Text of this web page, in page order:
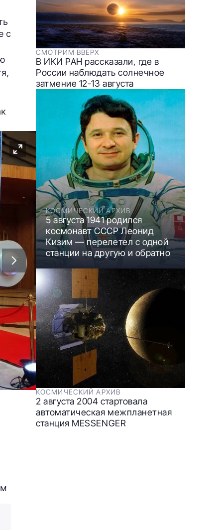
с
СМОТРИМ ВВЕРХ
В ИКИ РАН рассказали, где в
России наблюдать солнечное
затмение 12-13 августа
КОСМИЧЕСКИЙ АРХИВ
5 августа 1941 родился
космонавт СССР Леонид
Кизим — перелетел с одной
станции на другую и обратно
КОСМИЧЕСКИЙ АРХИВ
2 августа 2004 стартовала
автоматическая межпланетная
станция MESSENGER